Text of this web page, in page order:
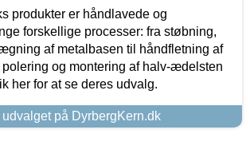
produkter er håndlavede og
forskellige processer: fra støbning,
af metalbasen til håndfletning af
og montering af halv-ædelsten
her for at se deres udvalg.
udvalget på DyrbergKern.dk